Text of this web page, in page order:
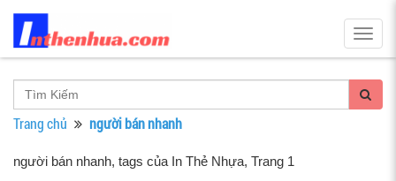
Trang chủ người bán nhanh
người bán nhanh, tags của In Thẻ Nhựa, Trang 1